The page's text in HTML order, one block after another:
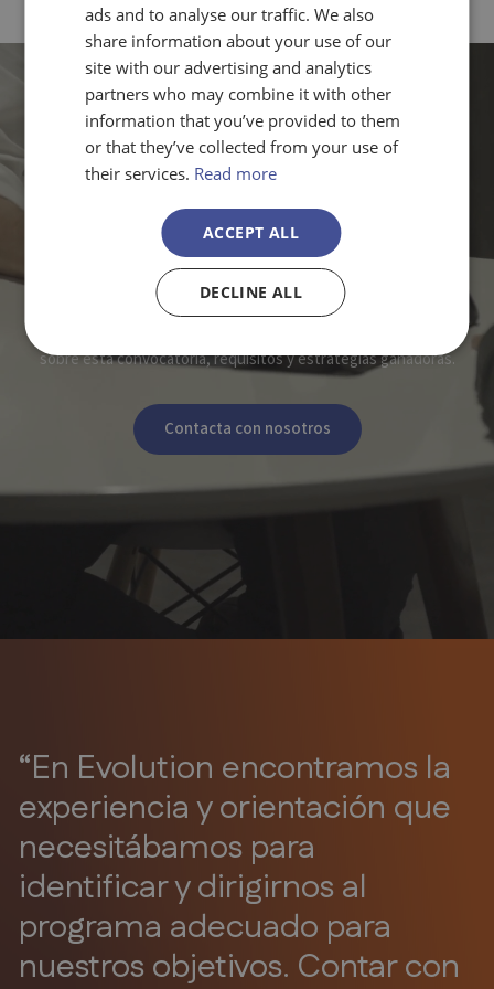
¿Necesitas apoyo para tu solicitud
CBE JU?
sobre esta convocatoria, requisitos y estrategias ganadoras.
Contacta con nosotros
“En Evolution encontramos la
experiencia y orientación que
necesitábamos para
identificar y dirigirnos al
programa adecuado para
nuestros objetivos. Contar con
“Destacamos la flexibilidad
del equipo de Evolution para
ofrecer una propuesta
adaptada a startups, su
“El equipo de Evolution
Europe ha sido una
revelación. Desde evaluar el
potencial de nuestro proyecto
hasta estructurar el acuerdo
ads and to analyse our traffic. We also
share information about your use of our
site with our advertising and analytics
partners who may combine it with other
information that you’ve provided to them
or that they’ve collected from your use of
their services. Read more
ACCEPT ALL
DECLINE ALL